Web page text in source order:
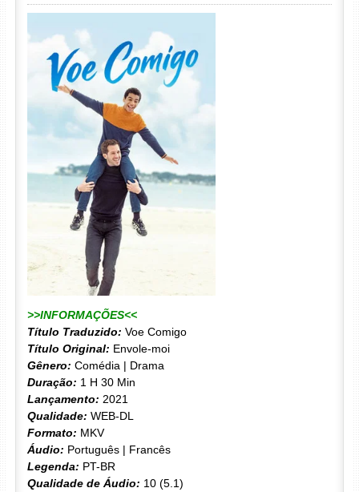
>>INFORMAÇÕES<<
Título Traduzido: Voe Comigo
Título Original: Envole-moi
Gênero: Comédia | Drama
Duração: 1 H 30 Min
Lançamento: 2021
Qualidade: WEB-DL
Formato: MKV
Áudio: Português | Francês
Legenda: PT-BR
Qualidade de Áudio: 10 (5.1)